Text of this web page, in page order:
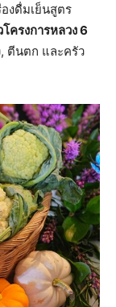
งดื่มเย็นสูตร
ครงการหลวง 6
ตีนตก และครัว